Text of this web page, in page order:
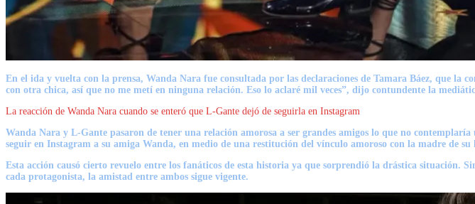
En el ida y vuelta con la prensa, Wanda Nara fue consultada por las declaraciones de Tamara Báez, que la
con otra chica, así que no me metí en ninguna relación. Eso lo aclaré mil veces”, dijo contundente la
La reacción de Wanda Nara cuando se enteró que L-Gante dejó de seguirla en Instagram
Wanda Nara y L-Gante pasaron de tener una relación amorosa a ser grandes amigos lo que no
seguir en Instagram a su amiga Wanda, en medio de una restitución del vínculo amoroso con la madre de su
Esta acción causó cierto revuelo entre los fanáticos de esta historia ya que sorprendió la drástica situación.
cada protagonista, la amistad entre ambos sigue vigente.